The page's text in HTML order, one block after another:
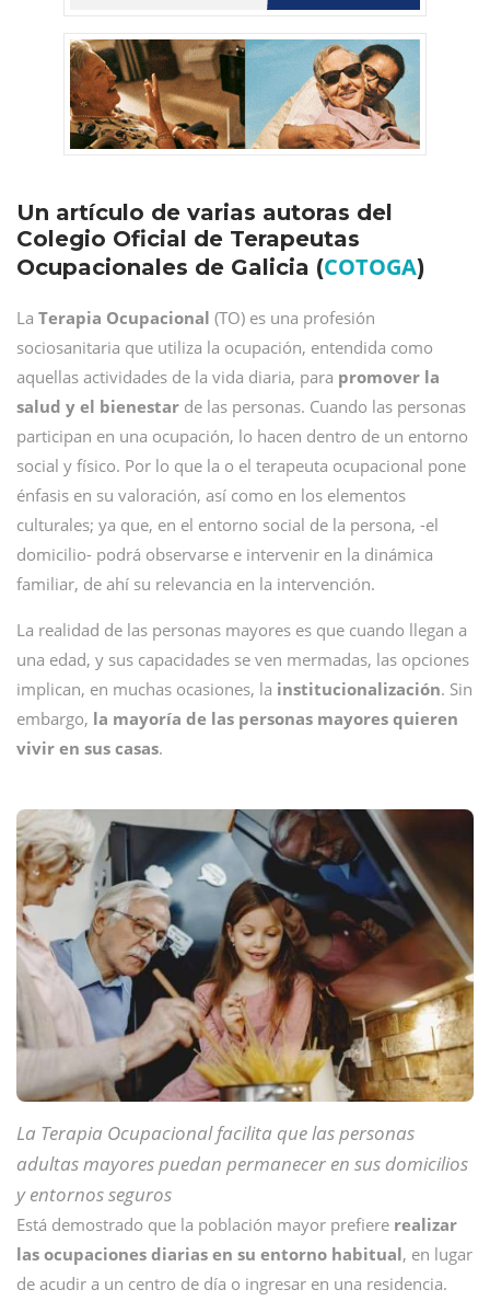
Un artículo de varias autoras del
Colegio Oficial de Terapeutas
Ocupacionales de Galicia (COTOGA)
La Terapia Ocupacional (TO) es una profesión
sociosanitaria que utiliza la ocupación, entendida como
aquellas actividades de la vida diaria, para promover la
salud y el bienestar de las personas. Cuando las personas
participan en una ocupación, lo hacen dentro de un entorno
social y físico. Por lo que la o el terapeuta ocupacional pone
énfasis en su valoración, así como en los elementos
culturales; ya que, en el entorno social de la persona, -el
domicilio- podrá observarse e intervenir en la dinámica
familiar, de ahí su relevancia en la intervención.
La realidad de las personas mayores es que cuando llegan a
una edad, y sus capacidades se ven mermadas, las opciones
implican, en muchas ocasiones, la institucionalización. Sin
embargo, la mayoría de las personas mayores quieren
vivir en sus casas.
La Terapia Ocupacional facilita que las personas
adultas mayores puedan permanecer en sus domicilios
y entornos seguros
Está demostrado que la población mayor prefiere realizar
las ocupaciones diarias en su entorno habitual, en lugar
de acudir a un centro de día o ingresar en una residencia.